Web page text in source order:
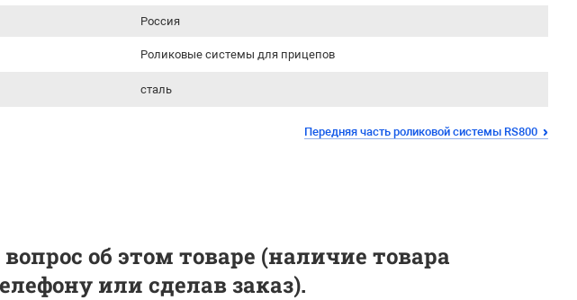
Россия
Роликовые системы для прицепов
сталь
Передняя часть роликовой системы RS800
об этом товаре (наличие товара
или сделав заказ).